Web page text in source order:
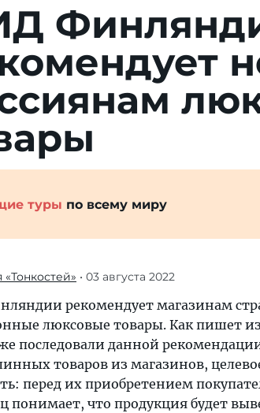
туры по всему миру
• 03 августа 2022
рекомендует магазинам
люксовые товары. Как пишет
последовали данной
товаров из магазинов,
перед их приобретением
понимает, что продукция будет